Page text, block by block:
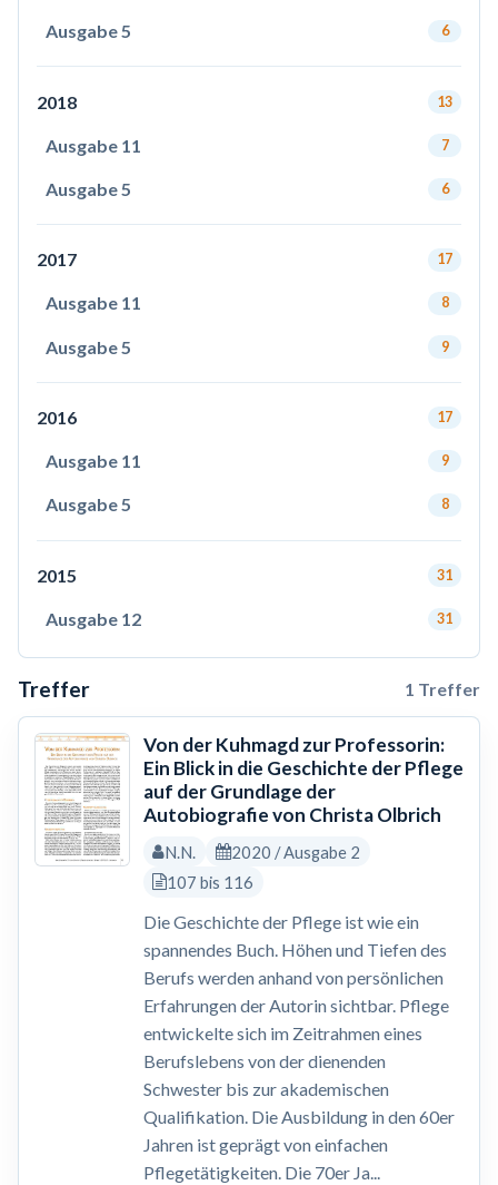
Ausgabe 5 6
2018 13
Ausgabe 11 7
Ausgabe 5 6
2017 17
Ausgabe 11 8
Ausgabe 5 9
2016 17
Ausgabe 11 9
Ausgabe 5 8
2015 31
Ausgabe 12 31
Treffer 1 Treffer
Von der Kuhmagd zur Professorin:
Ein Blick in die Geschichte der Pflege
auf der Grundlage der
Autobiografie von Christa Olbrich
N.N.
2020 / Ausgabe 2
107 bis 116
Die Geschichte der Pflege ist wie ein
spannendes Buch. Höhen und Tiefen des
Berufs werden anhand von persönlichen
Erfahrungen der Autorin sichtbar. Pflege
entwickelte sich im Zeitrahmen eines
Berufslebens von der dienenden
Schwester bis zur akademischen
Qualifikation. Die Ausbildung in den 60er
Jahren ist geprägt von einfachen
Pflegetätigkeiten. Die 70er Ja...